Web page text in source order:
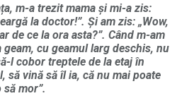
m-a trezit mama și mi-a zis:
la doctor!”. Și am zis: „Wow,
de ce la ora asta?”. Când m-am
cu geamul larg deschis, nu
l cobor treptele de la etaj în
să vină să îl ia, că nu mai poate
să mor”.